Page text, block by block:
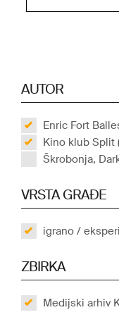
AUTOR
Enric Fort
Kino klub Split
Škrobonja,
VRSTA GRAĐE
igrano /
ZBIRKA
Medijski arhiv